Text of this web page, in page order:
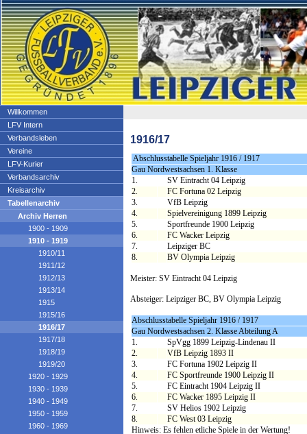
Willkommen
LFV Intern
Verbandsleben
Vereine
LFV-Kurier
Verbandsarchiv
Kreisarchiv
Tabellenarchiv
Archiv Herren
1900 - 1909
1910 - 1919
1910/11
1911/12
1912/13
1913/14
1915
1915/16
1916/17
1917/18
1918/19
1919/20
1920 - 1929
1930 - 1939
1940 - 1949
1950 - 1959
1960 - 1969
1916/17
Abschlusstabelle Spieljahr 1916 / 1917
Gau Nordwestsachsen 1. Klasse
1.
SV Eintracht 04 Leipzig
2.
FC Fortuna 02 Leipzig
3.
VfB Leipzig
4.
Spielvereinigung 1899 Leipzig
5.
Sportfreunde 1900 Leipzig
6.
FC Wacker Leipzig
7.
Leipziger BC
8.
BV Olympia Leipzig
Meister: SV Eintracht 04 Leipzig
Absteiger: Leipziger BC, BV Olympia Leipzig
Abschlusstabelle Spieljahr 1916 / 1917
Gau Nordwestsachsen 2. Klasse Abteilung A
1.
SpVgg 1899 Leipzig-Lindenau II
2.
VfB Leipzig 1893 II
3.
FC Fortuna 1902 Leipzig II
4.
FC Sportfreunde 1900 Leipzig II
5.
FC Eintracht 1904 Leipzig II
6.
FC Wacker 1895 Leipzig II
7.
SV Helios 1902 Leipzig
8.
FC West 03 Leipzig
Hinweis: Es fehlen etliche Spiele in der Wertung!